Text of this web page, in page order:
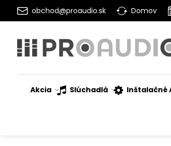
obchod@proaudio.sk Domov
Akcia Slúchadlá Inštalačné